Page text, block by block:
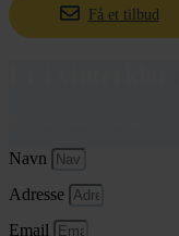
Få et tilbud
Navn
Adresse
Email